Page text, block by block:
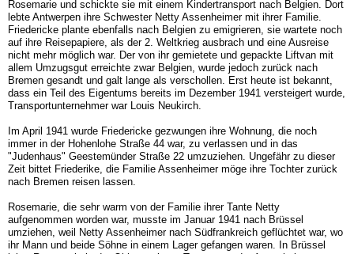
Rosemarie und schickte sie mit einem Kindertransport nach Belgien. Dort
lebte Antwerpen ihre Schwester Netty Assenheimer mit ihrer Familie.
Friedericke plante ebenfalls nach Belgien zu emigrieren, sie wartete noch
auf ihre Reisepapiere, als der 2. Weltkrieg ausbrach und eine Ausreise
nicht mehr möglich war. Der von ihr gemietete und gepackte Liftvan mit
allem Umzugsgut erreichte zwar Belgien, wurde jedoch zurück nach
Bremen gesandt und galt lange als verschollen. Erst heute ist bekannt,
dass ein Teil des Eigentums bereits im Dezember 1941 versteigert wurde,
Transportunternehmer war Louis Neukirch.
Im April 1941 wurde Friedericke gezwungen ihre Wohnung, die noch
immer in der Hohenlohe Straße 44 war, zu verlassen und in das
"Judenhaus" Geestemünder Straße 22 umzuziehen. Ungefähr zu dieser
Zeit bittet Friederike, die Familie Assenheimer möge ihre Tochter zurück
nach Bremen reisen lassen.
Rosemarie, die sehr warm von der Familie ihrer Tante Netty
aufgenommen worden war, musste im Januar 1941 nach Brüssel
umziehen, weil Netty Assenheimer nach Südfrankreich geflüchtet war, wo
ihr Mann und beide Söhne in einem Lager gefangen waren. In Brüssel